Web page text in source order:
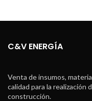
C&V ENERGÍA
Venta de insumos,
calidad para la realización
construcción.